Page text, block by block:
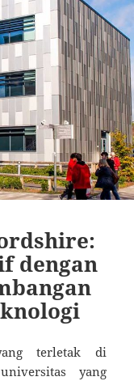
dengan
terletak di
yang